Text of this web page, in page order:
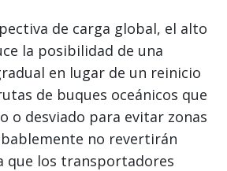
de carga global, el alto
la posibilidad de una
en lugar de un reinicio
de buques oceánicos que
o desviado para evitar zonas
no revertirán
que los transportadores